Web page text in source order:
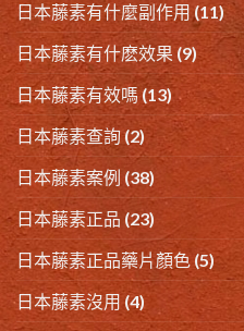
日本藤素有什麼副作用(11)
日本藤素有什麽效果 (9)
日本藤素有效嗎 (13)
日本藤素查詢 (2)
日本藤素案例 (38)
日本藤素正品 (23)
日本藤素正品藥片顏色 (5)
日本藤素沒用 (4)